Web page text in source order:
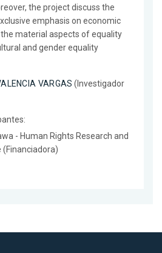
the project discuss the
emphasis on economic
material aspects of equality
and gender equality
VARGAS (Investigador
- Human Rights Research and
(Financiadora)